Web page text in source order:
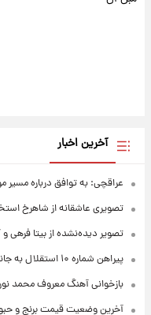
آخرین اخبار
عراقچی: به توافق درباره
تصویری عاشقانه از شاهرخ
تصویر دیده‌نشده از بیتا
پیراهن شماره ۱۰ استقلال به جانشین رامین رضاییان رسید + عکس
بازخوانی آهنگ معروف محمد
آخرین وضعیت قیمت برنج و